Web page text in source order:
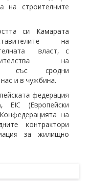
на строителните
си Камарата
на
власт, с
на
със сродни
и в чужбина.
федерация
EIC (Европейски
на
контрактори
за жилищно